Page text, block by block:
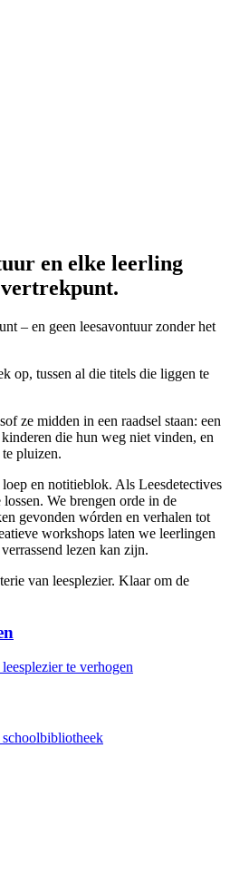
en elke leerling
– en geen leesavontuur zonder het
op, tussen al die titels die liggen te
ze midden in een raadsel staan: een
die hun weg niet vinden, en
pluizen.
en notitieblok. Als Leesdetectives
We brengen orde in de
gevonden wórden en verhalen tot
workshops laten we leerlingen
lezen kan zijn.
van leesplezier. Klaar om de
te verhogen